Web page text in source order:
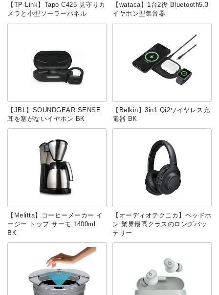
【TP-Link】‎Tapo C425 見守りカ
メラと小型ソーラーパネル
【‎wataca】1台2役 Bluetooth5.3
イヤホン型集音器
【JBL】SOUNDGEAR SENSE
耳を塞がないイヤホン BK
【‎Belkin】3in1 Qi2ワイヤレス充
電器 BK
【Melitta】コーヒーメーカー イ
ージー トップ サーモ 1400ml
BK
【オーディオテクニカ】ヘッドホ
ン 業界最高クラスのロングバッ
テリー